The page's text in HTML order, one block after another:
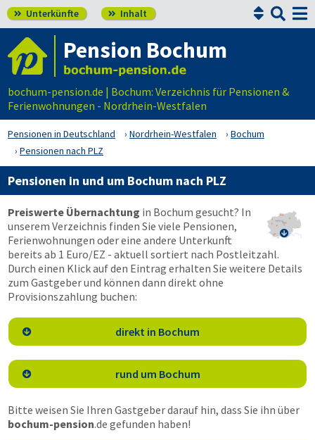
 Unterkünfte  Inhalt 

Pension Bochum
bochum-pension.de | Bochum: Verzeichnis für Pensionen &
Ferienwohnungen - Nordrhein-Westfalen
Pensionen in Deutschland Nordrhein-Westfalen
Bochum
Pensionen nach PLZ
Pensionen in und um Bochum nach PLZ

Preiswerte Übernachtung in Bochum gesucht? In
unserem Verzeichnis finden Sie viele Pensionen,
Ferienwohnungen oder eine andere Unterkunft
bereits ab 1 Euro/EZ - aktuell sortiert nach Postleitzahl.
Durch einen Klick auf den Eintrag erhalten Sie weitere Details
zum Gastgeber und können dann direkt ohne
Provisionszahlung buchen:
 direkt in Bochum
 rund um Bochum
Bitte weisen Sie Ihren Gastgeber darauf hin, dass Sie ihn über
bochum-pension.de gefunden haben!